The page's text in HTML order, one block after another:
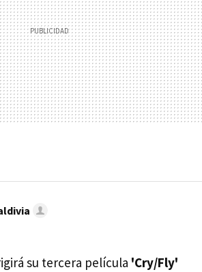
su tercera película 'Cry/Fly'